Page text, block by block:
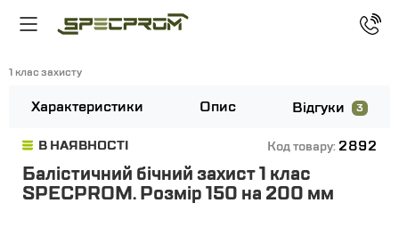
1 клас захисту
Характеристики Опис Відгуки 3
В НАЯВНОСТІ Код товару: 2892
Балістичний бічний захист 1 клас
SPECPROM. Розмір 150 на 200 мм